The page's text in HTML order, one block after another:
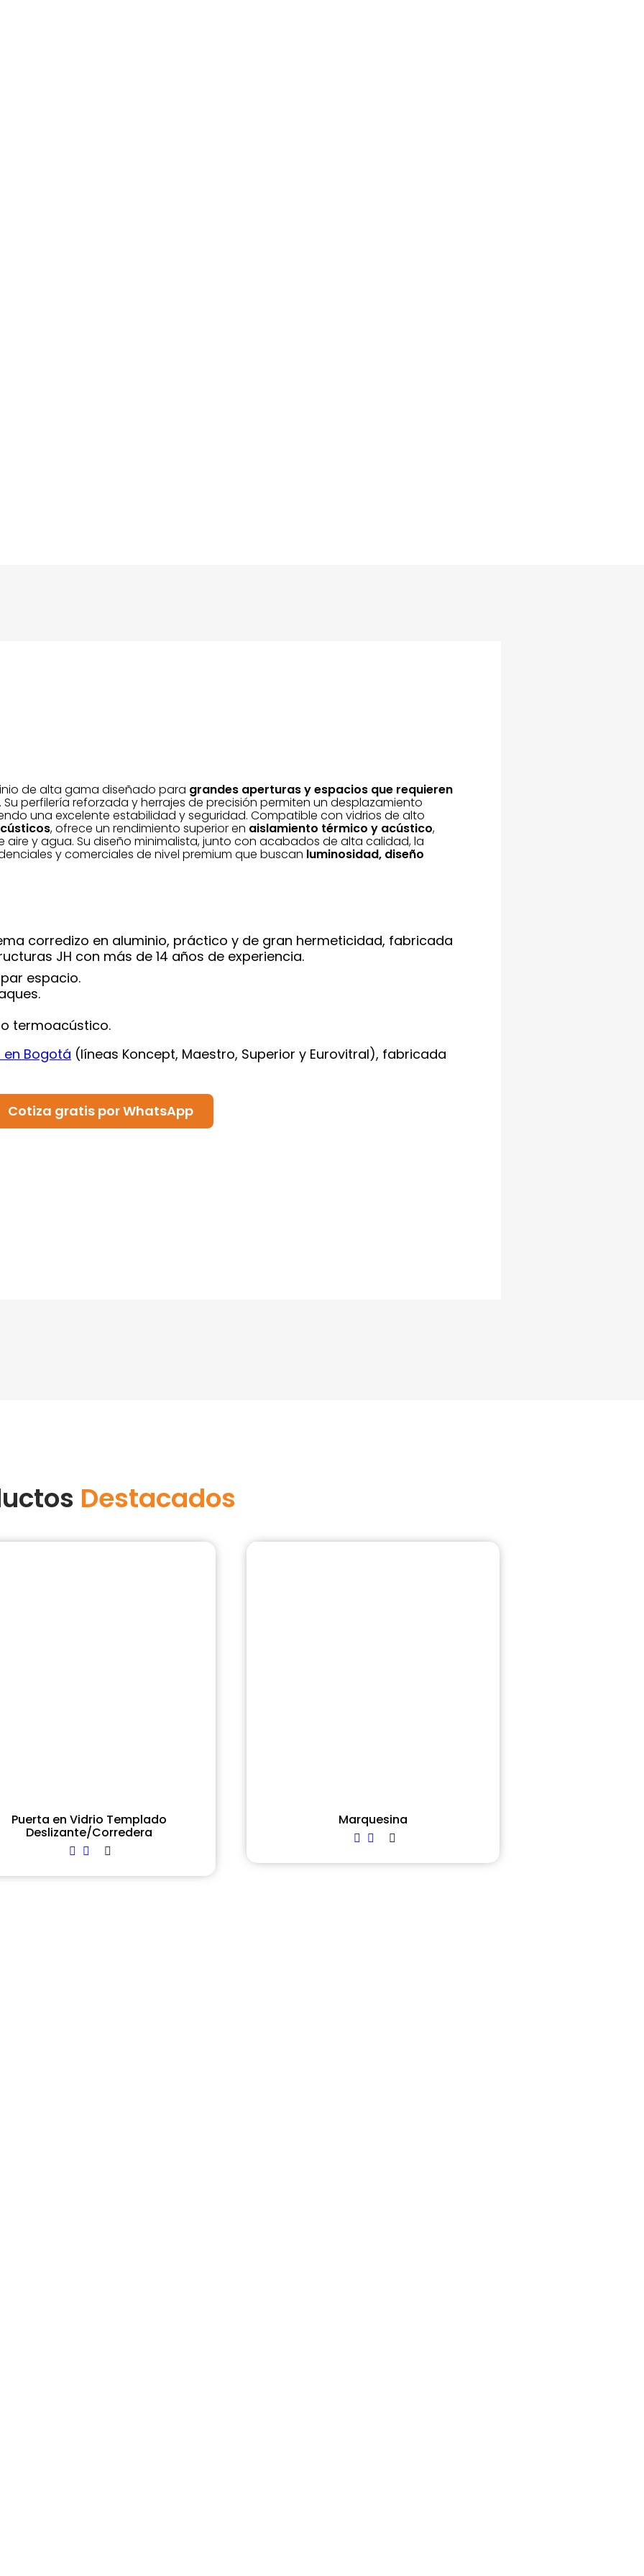
de alta gama diseñado para grandes aperturas y espacios que requieren
. Su perfilería reforzada y herrajes de precisión permiten un desplazamiento
una excelente estabilidad y seguridad. Compatible con vidrios de alto
, ofrece un rendimiento superior en aislamiento térmico y acústico,
y agua. Su diseño minimalista, junto con acabados de alta calidad, la
y comerciales de nivel premium que buscan luminosidad, diseño
corredizo en aluminio, práctico y de gran hermeticidad, fabricada
JH con más de 14 años de experiencia.
espacio.
termoacústico.
Bogotá (líneas Koncept, Maestro, Superior y Eurovitral), fabricada
Cotiza gratis por WhatsApp
Destacados
Puerta en Vidrio Templado
Deslizante/Corredera
Marquesina